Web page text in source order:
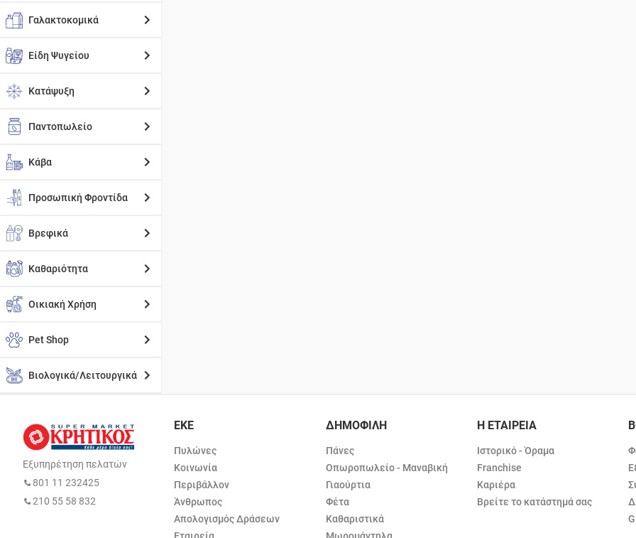
Γαλακτοκομικά
Είδη Ψυγείου
Κατάψυξη
Παντοπωλείο
Κάβα
Προσωπική Φροντίδα
Βρεφικά
Καθαριότητα
Οικιακή Χρήση
Pet Shop
Βιολογικά/Λειτουργικά
Εξυπηρέτηση πελατών
801 11 232425
210 55 58 832
ΕΚΕ
Πυλώνες
Κοινωνία
Περιβάλλον
Άνθρωπος
Απολογισμός Δράσεων
ΔΗΜΟΦΙΛΗ
Πάνες
Οπωροπωλείο - Μαναβική
Γιαούρτια
Φέτα
Καθαριστικά
Η ΕΤΑΙΡΕΙΑ
Ιστορικό - Όραμα
Franchise
Καριέρα
Βρείτε το κατάστημά σας